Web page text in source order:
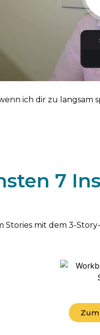
ich dir zu langsam
7
Stories mit dem 3-